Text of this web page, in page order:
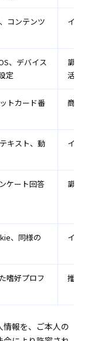
コンテンツ
イン
、デバイス
定
識別
活動
トカード番
商業
キスト、動
イン
ケート回答 識別
、同様の
イン
嗜好プロフ
推論
報を、ご本人の